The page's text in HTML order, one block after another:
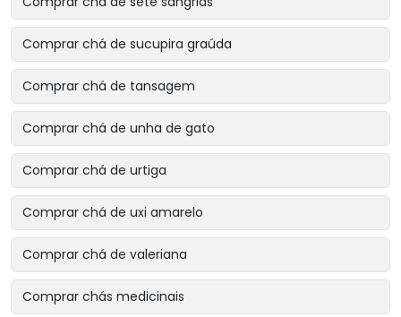
Comprar chá de sucupira graúda
Comprar chá de tansagem
Comprar chá de unha de gato
Comprar chá de urtiga
Comprar chá de uxi amarelo
Comprar chá de valeriana
Comprar chás medicinais